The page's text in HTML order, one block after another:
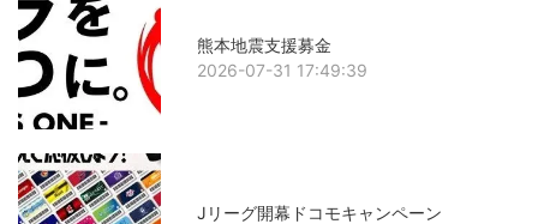
熊本地震支援募金
2026-07-31 17:49:39
Jリーグ開幕ドコモキャンペーン